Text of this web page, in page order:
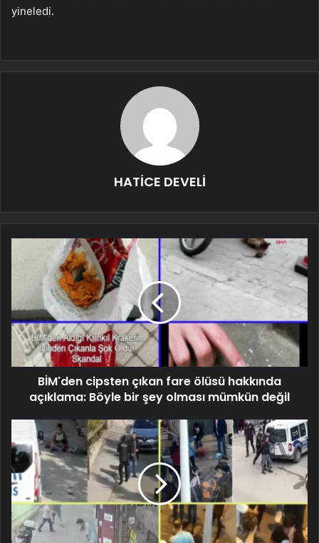
yineledi.
HATİCE DEVELİ
BİM'den cipsten çıkan fare ölüsü hakkında
açıklama: Böyle bir şey olması mümkün değil